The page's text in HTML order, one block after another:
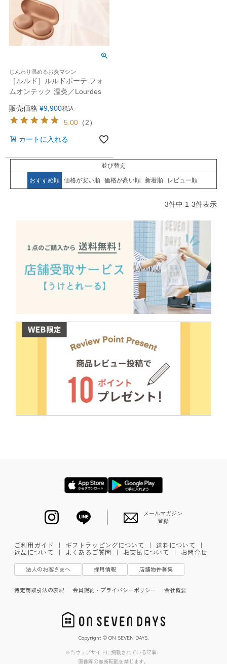
じんわり温めるお灸マシン
［ルルド］ルルドボーテ フォ
ムオンテック 温灸／Lourdes
販売価格 ¥9,900税込
5.00 （2）
カートに入れる
並び替え
おすすめ順 価格が安い順 価格が高い順 新着順 レビュー順
3件中 1-3件表示
メールマガジン
登録
ご利用ガイド ｜ ギフトラッピングについて ｜ 送料について ｜
返品について ｜ よくあるご質問 ｜ お支払について ｜ お問合せ
法人のお客さまへ 採用情報 店舗物件募集
特定商取引法の表記 会員規約・プライバシーポリシー 会社概要
Copyright © ON SEVEN DAYS.
※当ウェブサイトに掲載されている記事、
画像等の無断転載を禁じます。